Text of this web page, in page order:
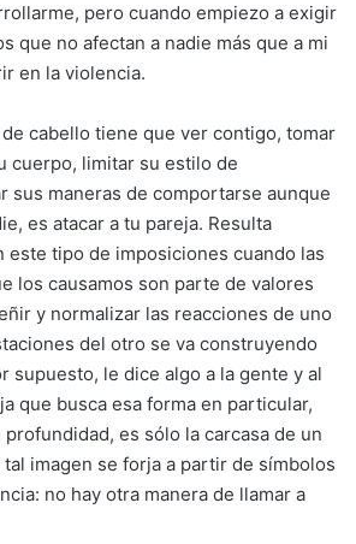
pero cuando empiezo a exigir
que no afectan a nadie más que a mi
en la violencia.
cabello tiene que ver contigo, tomar
cuerpo, limitar su estilo de
sus maneras de comportarse aunque
es atacar a tu pareja. Resulta
este tipo de imposiciones cuando las
los causamos son parte de valores
y normalizar las reacciones de uno
del otro se va construyendo
supuesto, le dice algo a la gente y al
que busca esa forma en particular,
es sólo la carcasa de un
tal imagen se forja a partir de símbolos
no hay otra manera de llamar a